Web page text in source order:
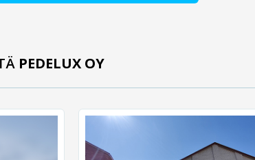
PEDELUX OY